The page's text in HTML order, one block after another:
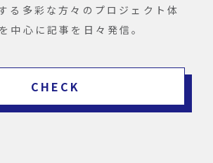
る多彩な方々のプロジェクト体
中心に記事を日々発信。
CHECK